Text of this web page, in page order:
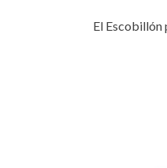
El Escobillón